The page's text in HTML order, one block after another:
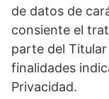
de datos de
consiente el
parte del
finalidades
Privacidad.